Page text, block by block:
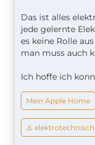
Das ist alles
jede gelernte
es keine Rolle
man muss auch
Ich hoffe ich
Mein Apple Home
⚠️